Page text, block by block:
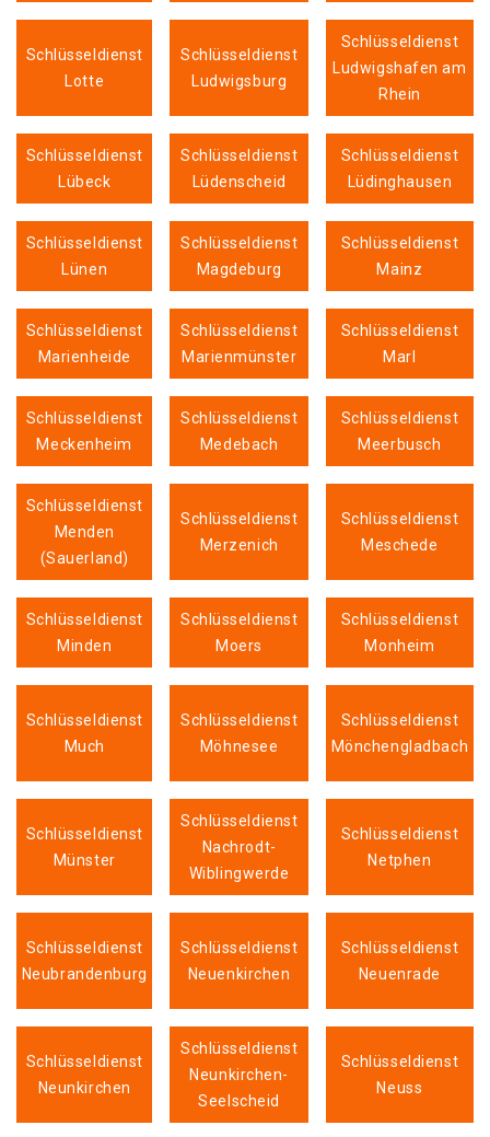
Schlüsseldienst
Lotte
Schlüsseldienst
Ludwigsburg
Schlüsseldienst
Ludwigshafen am
Rhein
Schlüsseldienst
Lübeck
Schlüsseldienst
Lüdenscheid
Schlüsseldienst
Lüdinghausen
Schlüsseldienst
Lünen
Schlüsseldienst
Magdeburg
Schlüsseldienst
Mainz
Schlüsseldienst
Marienheide
Schlüsseldienst
Marienmünster
Schlüsseldienst
Marl
Schlüsseldienst
Meckenheim
Schlüsseldienst
Medebach
Schlüsseldienst
Meerbusch
Schlüsseldienst
Menden
(Sauerland)
Schlüsseldienst
Merzenich
Schlüsseldienst
Meschede
Schlüsseldienst
Minden
Schlüsseldienst
Moers
Schlüsseldienst
Monheim
Schlüsseldienst
Much
Schlüsseldienst
Möhnesee
Schlüsseldienst
Mönchengladbach
Schlüsseldienst
Münster
Schlüsseldienst
Nachrodt-
Wiblingwerde
Schlüsseldienst
Netphen
Schlüsseldienst
Neubrandenburg
Schlüsseldienst
Neuenkirchen
Schlüsseldienst
Neuenrade
Schlüsseldienst
Neunkirchen
Schlüsseldienst
Neunkirchen-
Seelscheid
Schlüsseldienst
Neuss